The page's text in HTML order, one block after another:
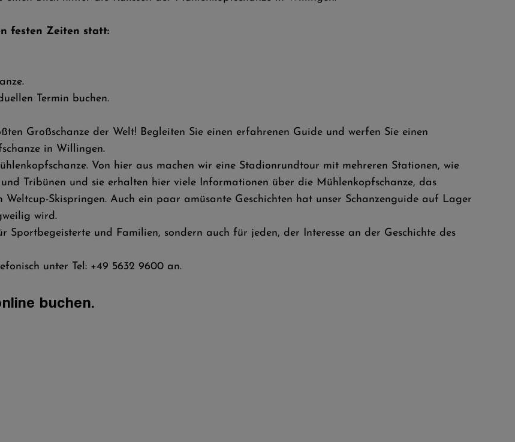
festen Zeiten statt:
Termin buchen.
Großschanze der Welt! Begleiten Sie einen erfahrenen Guide und werfen Sie einen
in Willingen.
Von hier aus machen wir eine Stadionrundtour mit mehreren Stationen, wie
Tribünen und sie erhalten hier viele Informationen über die Mühlenkopfschanze, das
Skispringen. Auch ein paar amüsante Geschichten hat unser Schanzenguide auf Lager
wird.
Sportbegeisterte und Familien, sondern auch für jeden, der Interesse an der Geschichte des
unter Tel: +49 5632 9600 an.
buchen.